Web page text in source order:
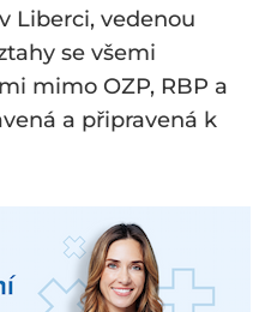
Liberci, vedenou
se všemi
mimo OZP, RBP a
a připravená k